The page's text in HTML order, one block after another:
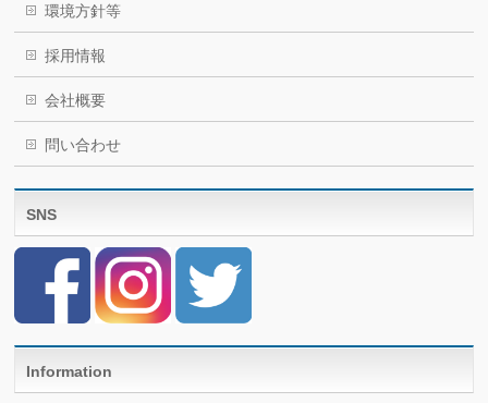
環境方針等
採用情報
会社概要
問い合わせ
SNS
Information